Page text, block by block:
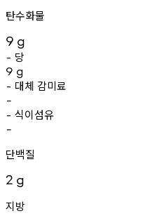
탄수화물
9 g
- 당
9 g
- 대체 감미료
-
- 식이섬유
-
단백질
2 g
지방